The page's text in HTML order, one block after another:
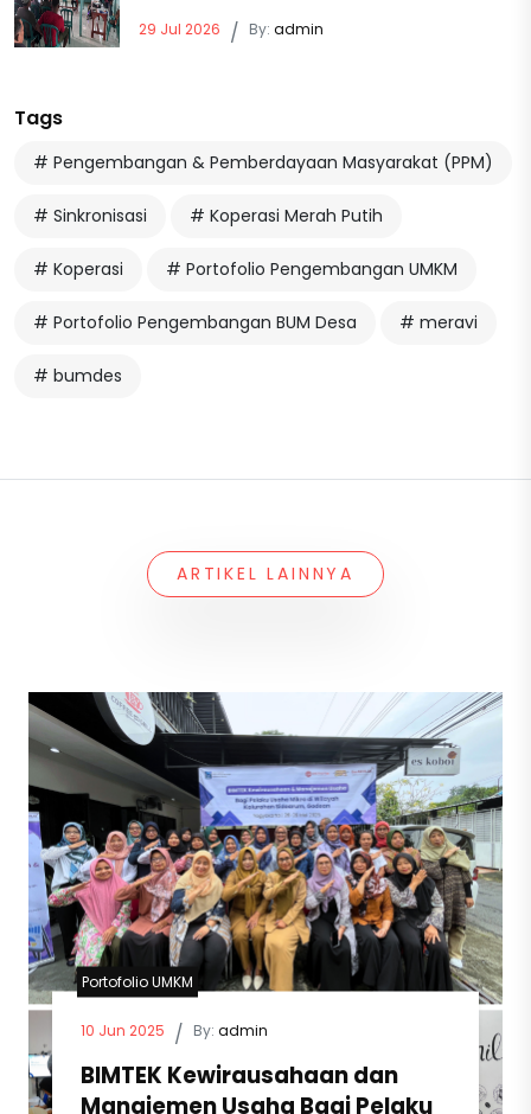
29 Jul 2026 / By: admin
Tags
# Pengembangan & Pemberdayaan Masyarakat (PPM)
# Sinkronisasi # Koperasi Merah Putih
# Koperasi # Portofolio Pengembangan UMKM
# Portofolio Pengembangan BUM Desa # meravi
# bumdes
ARTIKEL LAINNYA
Portofolio UMKM
10 Jun 2025 / By: admin
BIMTEK Kewirausahaan dan
Manajemen Usaha Bagi Pelaku